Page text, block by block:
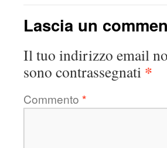
Lascia un
Il tuo indirizzo email
sono contrassegnati *
Commento *